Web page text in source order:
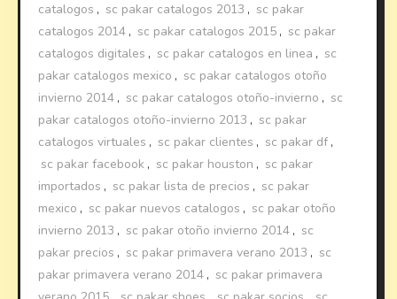
catalogos , sc pakar catalogos 2013 , sc pakar
catalogos 2014 , sc pakar catalogos 2015 , sc pakar
catalogos digitales , sc pakar catalogos en linea , sc
pakar catalogos mexico , sc pakar catalogos otoño
invierno 2014 , sc pakar catalogos otoño-invierno , sc
pakar catalogos otoño-invierno 2013 , sc pakar
catalogos virtuales , sc pakar clientes , sc pakar df ,
sc pakar facebook , sc pakar houston , sc pakar
importados , sc pakar lista de precios , sc pakar
mexico , sc pakar nuevos catalogos , sc pakar otoño
invierno 2013 , sc pakar otoño invierno 2014 , sc
pakar precios , sc pakar primavera verano 2013 , sc
pakar primavera verano 2014 , sc pakar primavera